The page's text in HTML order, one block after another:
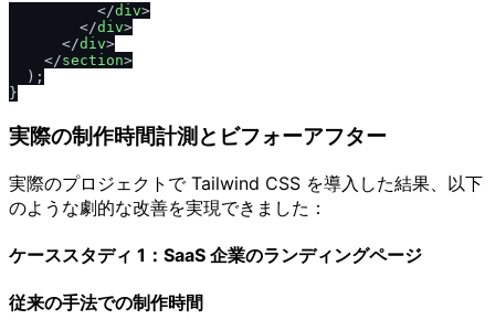
</div>
</div>
</div>
</section>
  );
実際の制作時間計測とビフォーアフター
実際のプロジェクトで Tailwind CSS を導入した結果、以下
のような劇的な改善を実現できました：
ケーススタディ 1：SaaS 企業のランディングページ
従来の手法での制作時間